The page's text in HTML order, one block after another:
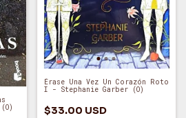
Érase Una Vez Un Corazón Roto
I - Stephanie Garber (O)
$33.00 USD